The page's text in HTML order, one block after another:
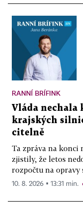
RANNÍ BRÍFINK
Vláda nechala
krajských
citelně
Ta zpráva na konci
zjistily, že letos
rozpočtu na opravy
10. 8. 2026 ▪ 13:31 min.